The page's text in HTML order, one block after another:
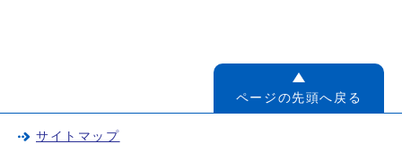
ページの先頭へ戻る
サイトマップ